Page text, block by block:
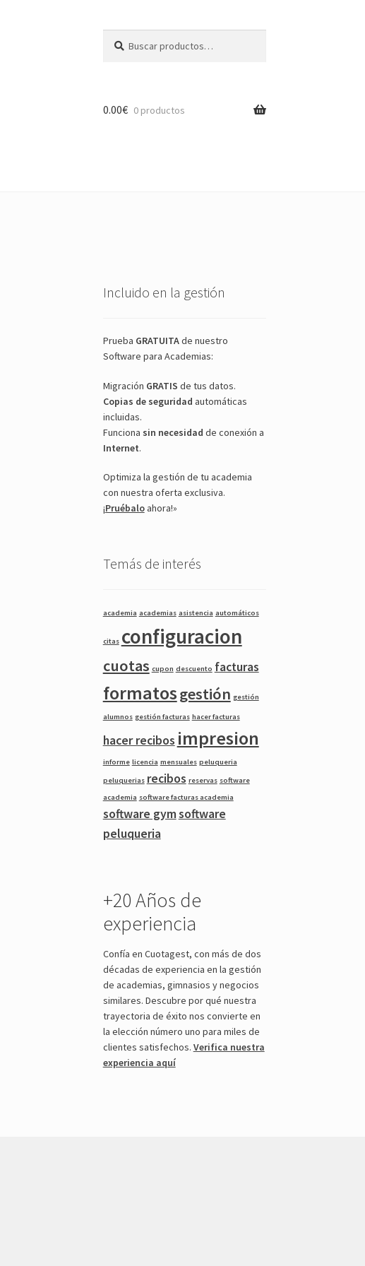
por:
0.00€ 0 productos
Incluido en la gestión
Prueba GRATUITAde nuestro
Software para Academias:
Migración GRATIS de tus datos.
Copias de seguridad automáticas
incluidas.
Funciona sin necesidad de conexión a
Internet.
Optimiza la gestión de tu academia
con nuestra oferta exclusiva.
¡Pruébaloahora!»
Temás de interés
academia academias asistencia automáticos
citas configuracion
cuotas cupon descuento facturas
formatosgestión gestión
alumnos gestión facturas hacer facturas
hacer recibos impresion
informe licencia mensuales peluqueria
peluquerias recibos reservas software
academia software facturas academia
software gymsoftware
peluqueria
+20 Años de
experiencia
Confía en Cuotagest, con más de dos
décadas de experiencia en la gestión
de academias, gimnasios y negocios
similares. Descubre por qué nuestra
trayectoria de éxito nos convierte en
la elección número uno para miles de
clientes satisfechos. Verifica nuestra
experiencia aquí